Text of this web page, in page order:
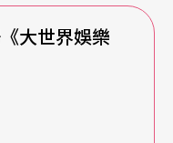
大世界娛樂